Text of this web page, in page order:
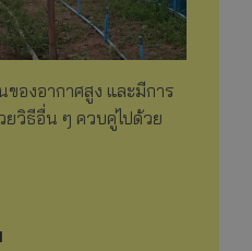
ของอากาศสูง และมีการ
ยวิธีอื่น ๆ ควบคู่ไปด้วย